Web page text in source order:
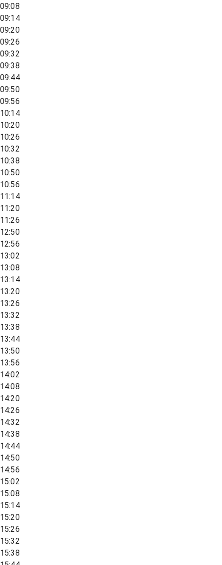
09:08
09:14
09:20
09:26
09:32
09:38
09:44
09:50
09:56
10:14
10:20
10:26
10:32
10:38
10:50
10:56
11:14
11:20
11:26
12:50
12:56
13:02
13:08
13:14
13:20
13:26
13:32
13:38
13:44
13:50
13:56
14:02
14:08
14:20
14:26
14:32
14:38
14:44
14:50
14:56
15:02
15:08
15:14
15:20
15:26
15:32
15:38